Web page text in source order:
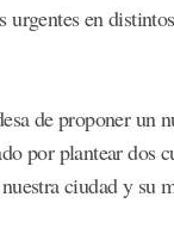
en
de proponer un
por plantear dos
ciudad y su